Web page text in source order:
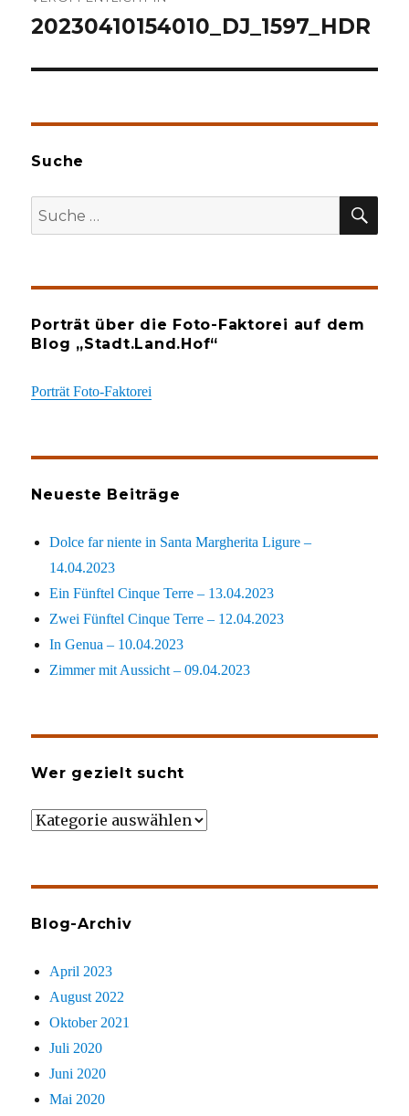
20230410154010_DJ_1597_HDR
Suche
Suche
nach:
Porträt über die Foto-Faktorei auf dem
Blog „Stadt.Land.Hof“
Porträt Foto-Faktorei
Neueste Beiträge
Dolce far niente in Santa Margherita Ligure –
14.04.2023
Ein Fünftel Cinque Terre – 13.04.2023
Zwei Fünftel Cinque Terre – 12.04.2023
In Genua – 10.04.2023
Zimmer mit Aussicht – 09.04.2023
Wer gezielt sucht
Wer
Blog-Archiv
April 2023
August 2022
Oktober 2021
Juli 2020
Juni 2020
Mai 2020